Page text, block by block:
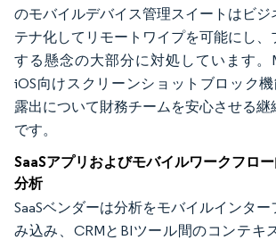
のモバイルデバイス管理スイートはビジ
テナ化してリモートワイプを可能にし、
する懸念の大部分に対処しています。
iOS向けスクリーンショットブロック
露出について財務チームを安心させる継
です。
SaaSアプリおよびモバイルワークフロ
分析
SaaSベンダーは分析をモバイルインタ
み込み、CRMとBIツール間のコンテキ